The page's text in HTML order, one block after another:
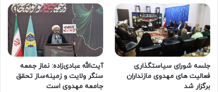
جلسه شورای سیاستگذاری
فعالیت های مهدوی مازنداران
برگزار شد
آیت‌الله عبادی‌زاده: نماز جمعه
سنگر ولایت و زمینه‌ساز تحقق
جامعه مهدوی است